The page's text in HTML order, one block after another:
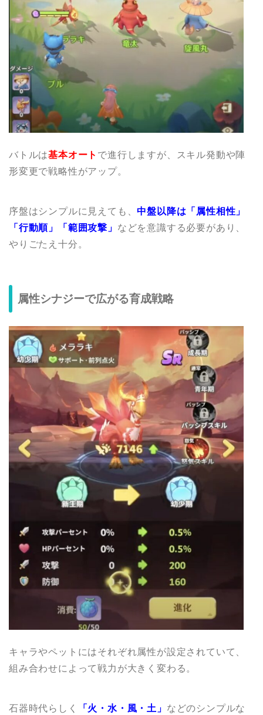
バトルは基本オート で進行しますが、スキル発動や陣
形変更で戦略性がアップ。
序盤はシンプルに見えても、中盤以降は「属性相性」
「行動順」「範囲攻撃」 などを意識する必要があり、
やりごたえ十分。
属性シナジーで広がる育成戦略
キャラやペットにはそれぞれ属性が設定されていて、
組み合わせによって戦力が大きく変わる。
石器時代らしく 「火・水・風・土」 などのシンプルな